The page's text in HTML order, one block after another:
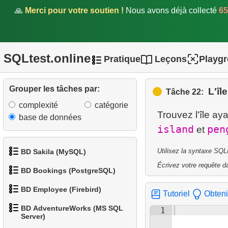
🙏 Merci pour votre soutien ! Nous avons déjà collecté
SQLtest.online Pratique Leçons
Grouper les tâches par:
complexité
catégorie
base de données
BD Sakila (MySQL)
d'acteurs
BD Bookings (PostgreSQL)
2.Liste des aéroports par ville
BD Employee (Firebird)
1.Afficher les départements
BD AdventureWorks (MS SQL
Server)
14.Recherche par motif
nageoire / masse
corporelle
16.Manchots dont le sexe est
inconnu
17.Manchots lourds
18.Manchots avec données
manquantes
19. Manchots et îles
20. Compter les manchots
21.Île avec la masse totale de
Tâche 22:
Trouvez l'île
island et
Utilisez la syntaxe
Écrivez votre requête
Tutoriel
1